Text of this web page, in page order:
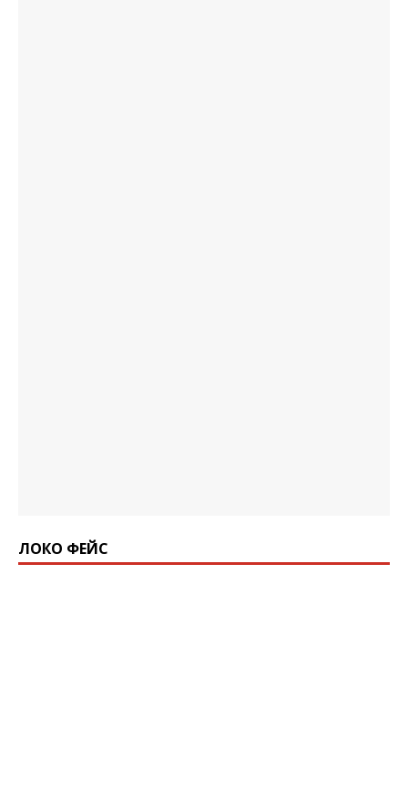
ЛОКО ФЕЙС